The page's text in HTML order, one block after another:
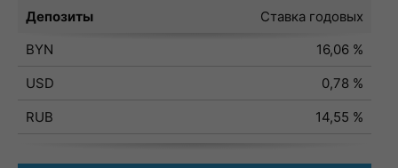
Депозиты
Ставка годовых
BYN
16,06 %
USD
0,78 %
RUB
14,55 %